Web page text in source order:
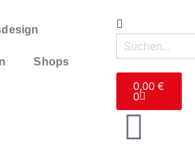
Shops
0,00€
0